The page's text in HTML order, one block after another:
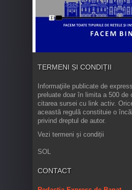
TERMENI ȘI CONDIȚII
Informaţiile publicate de
preluate doar în limita a 500 de
citarea sursei cu link activ.
această regulă constituie o
privind dreptul de autor.
Vezi termeni și condiții
SOL
CONTACT